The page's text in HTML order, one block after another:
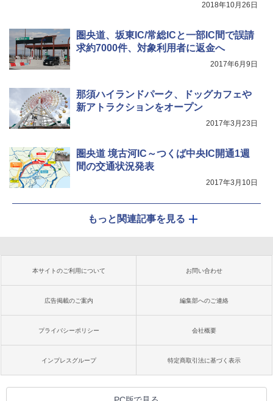
2018年10月26日
圏央道、坂東IC/常総ICと一部IC間で誤請
求約7000件、対象利用者に返金へ
2017年6月9日
那須ハイランドパーク、ドッグカフェや
新アトラクションをオープン
2017年3月23日
圏央道 境古河IC～つくば中央IC開通1週
間の交通状況発表
2017年3月10日
もっと関連記事を見る
本サイトのご利用について お問い合わせ
広告掲載のご案内 編集部へのご連絡
プライバシーポリシー 会社概要
インプレスグループ 特定商取引法に基づく表示